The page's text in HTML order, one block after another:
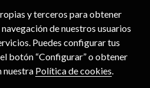
y terceros para obtener
de nuestros usuarios
Puedes configurar tus
botón “Configurar” o obtener
nuestra Política de cookies.